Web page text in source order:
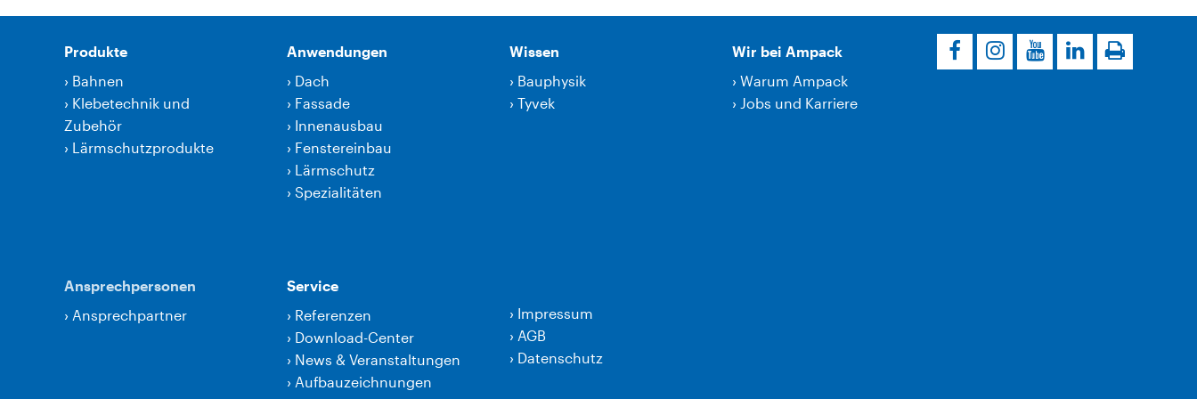
Produkte
› Bahnen
› Klebetechnik und
Zubehör
› Lärmschutzprodukte
Anwendungen
› Dach
› Fassade
› Innenausbau
› Fenstereinbau
› Lärmschutz
› Spezialitäten
Wissen
› Bauphysik
› Tyvek
Wir bei Ampack
› Warum Ampack
› Jobs und Karriere
Ansprechpersonen
› Ansprechpartner
Service
› Referenzen
› Download-Center
› News & Veranstaltungen
› Aufbauzeichnungen
› Impressum
› AGB
› Datenschutz